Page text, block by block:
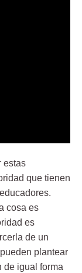
estas
que tienen
cosa es
es
de un
plantear
de igual forma